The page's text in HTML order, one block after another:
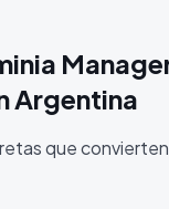
Argentina
que convierten